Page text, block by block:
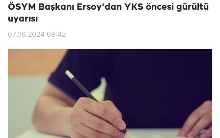
ÖSYM Başkanı Ersoy'dan YKS öncesi gürültü
uyarısı
07.06.2024 09:42